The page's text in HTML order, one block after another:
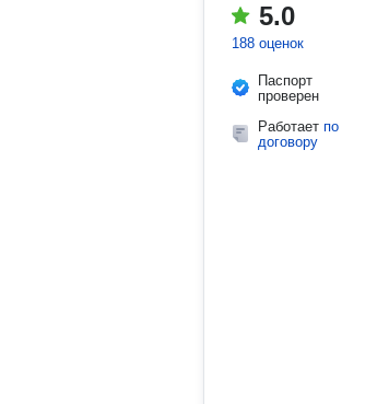
5.0
188 оценок
Паспорт
проверен
Работает по
договору